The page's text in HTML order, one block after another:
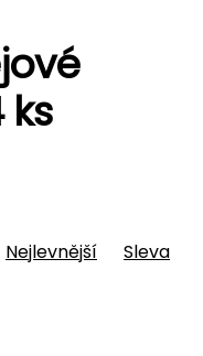
Nejlevnější
Sleva